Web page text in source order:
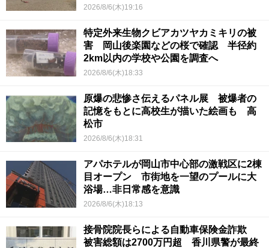
2026/8/6(木)19:16
特定外来生物クビアカツヤカミキリの被
害 岡山後楽園などの桜で確認 半径約
2km以内の学校や公園を調査へ
2026/8/6(木)18:33
原爆の悲惨さ伝えるパネル展 被爆者の
記憶をもとに高校生が描いた絵画も 高
松市
2026/8/6(木)18:31
アパホテルが岡山市中心部の激戦区に2棟
目オープン 市街地を一望のプールに大
浴場…非日常感を意識
2026/8/6(木)18:13
接骨院院長らによる自動車保険金詐欺
被害総額は2700万円超 香川県警が最終